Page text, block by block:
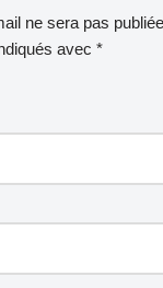
ne sera pas
avec *